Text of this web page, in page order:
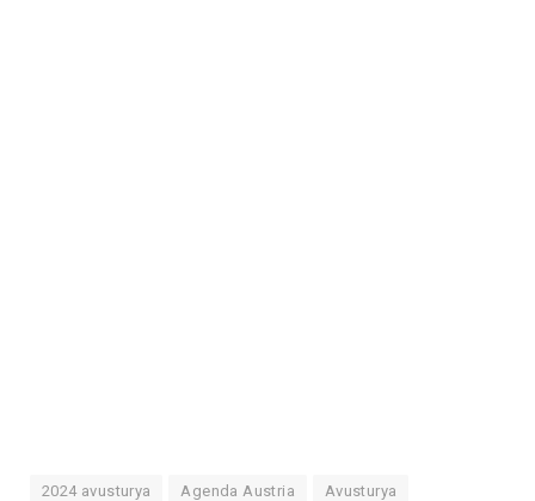
2024 avusturya Agenda Austria Avusturya